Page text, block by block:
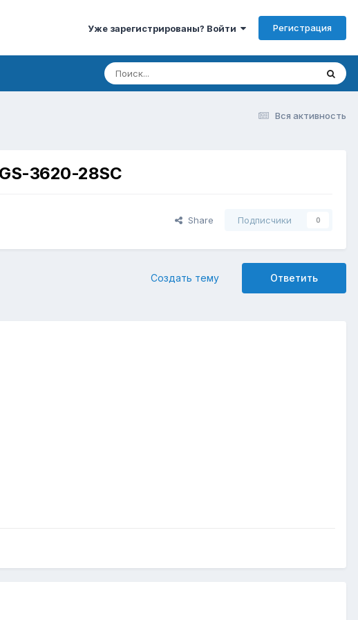
Уже зарегистрированы? Войти Регистрация
Вся активность
3620-28SC
Share Подписчики 0
Ответить
Создать тему